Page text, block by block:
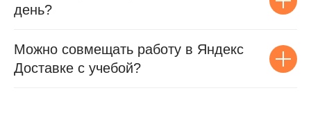
день?
Можно совмещать работу в Яндекс
Доставке с учебой?